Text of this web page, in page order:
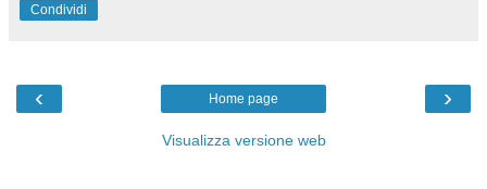
Condividi
‹ ›
Home page
Visualizza versione web